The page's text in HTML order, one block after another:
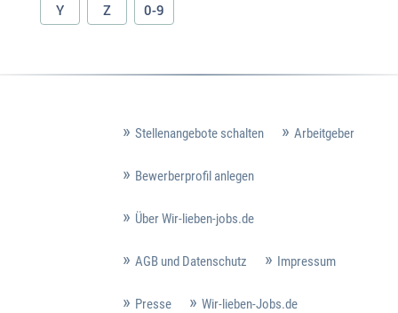
Y Z 0-9
Stellenangebote schalten Arbeitgeber
Bewerberprofil anlegen
Über Wir-lieben-jobs.de
AGB und Datenschutz Impressum
Presse Wir-lieben-Jobs.de